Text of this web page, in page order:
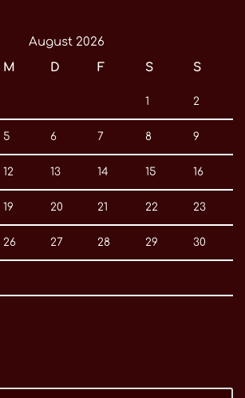
August 2026
M D F S S
1 2
5 6 7 8 9
12 13 14 15 16
19 20 21 22 23
26 27 28 29 30